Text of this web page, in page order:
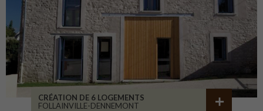
CRÉATION DE 6 LOGEMENTS
FOLLAINVILLE-DENNEMONT